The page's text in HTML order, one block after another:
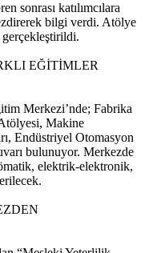
sonrası katılımcılara
bilgi verdi. Atölye
EĞİTİMLER
Merkezi’nde; Fabrika
Makine
Endüstriyel Otomasyon
bulunuyor. Merkezde
elektrik-elektronik,